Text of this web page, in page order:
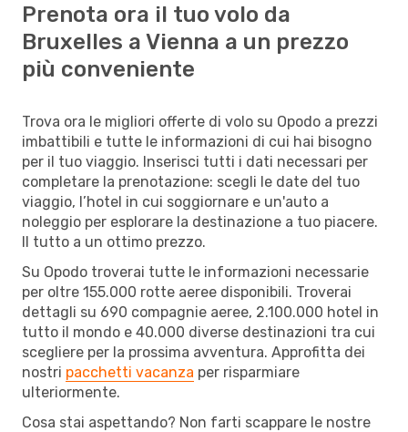
Prenota ora il tuo volo da
Bruxelles a Vienna a un prezzo
più conveniente
Trova ora le migliori offerte di volo su Opodo a prezzi
imbattibili e tutte le informazioni di cui hai bisogno
per il tuo viaggio. Inserisci tutti i dati necessari per
completare la prenotazione: scegli le date del tuo
viaggio, l’hotel in cui soggiornare e un'auto a
noleggio per esplorare la destinazione a tuo piacere.
Il tutto a un ottimo prezzo.
Su Opodo troverai tutte le informazioni necessarie
per oltre 155.000 rotte aeree disponibili. Troverai
dettagli su 690 compagnie aeree, 2.100.000 hotel in
tutto il mondo e 40.000 diverse destinazioni tra cui
scegliere per la prossima avventura. Approfitta dei
nostri pacchetti vacanza per risparmiare
ulteriormente.
Cosa stai aspettando? Non farti scappare le nostre